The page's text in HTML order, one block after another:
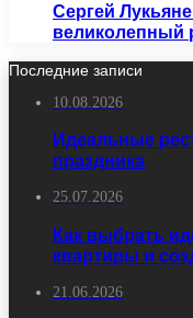
Сергей
великолепный
Последние записи
10.08.2026
Идеальные
праздника
25.07.2026
Как выбрать
квартиры и
21.06.2026